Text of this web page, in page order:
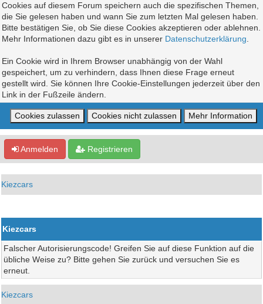
Cookies auf diesem Forum speichern auch die spezifischen Themen,
die Sie gelesen haben und wann Sie zum letzten Mal gelesen haben.
Bitte bestätigen Sie, ob Sie diese Cookies akzeptieren oder ablehnen.
Mehr Informationen dazu gibt es in unserer Datenschutzerklärung
Ein Cookie wird in Ihrem Browser unabhängig von der Wahl
gespeichert, um zu verhindern, dass Ihnen diese Frage erneut
gestellt wird. Sie können Ihre Cookie-Einstellungen jederzeit über den
Link in der Fußzeile ändern.
Anmelden Registrieren
Kiezcars
Kiezcars
Falscher Autorisierungscode! Greifen Sie auf diese Funktion auf die
übliche Weise zu? Bitte gehen Sie zurück und versuchen Sie es
erneut.
Kiezcars